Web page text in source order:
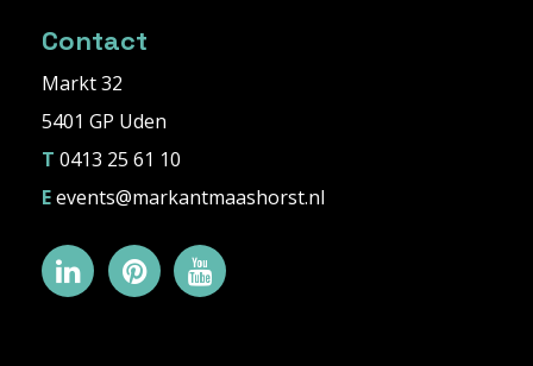
Contact
Markt 32
5401 GP Uden
T 0413 25 61 10
Eevents@markantmaashorst.nl